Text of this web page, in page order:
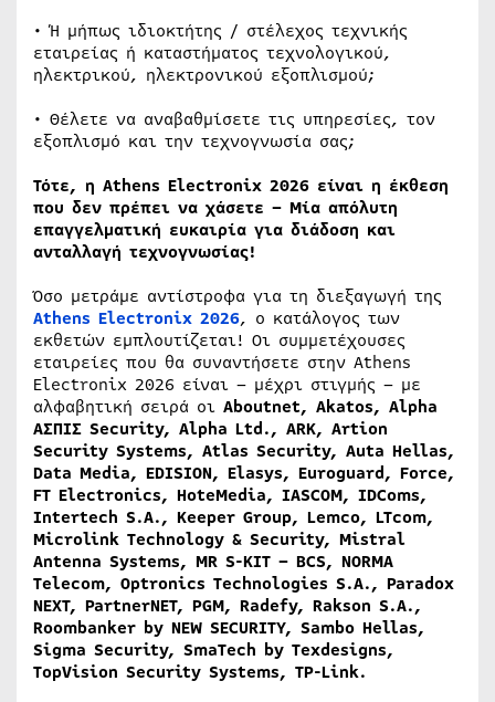
• Ή μήπως ιδιοκτήτης / στέλεχος τεχνικής
εταιρείας ή καταστήματος τεχνολογικού,
ηλεκτρικού, ηλεκτρονικού εξοπλισμού;
• Θέλετε να αναβαθμίσετε τις υπηρεσίες, τον
εξοπλισμό και την τεχνογνωσία σας;
Τότε, η Athens Electronix 2026 είναι η έκθεση
που δεν πρέπει να χάσετε – Μία απόλυτη
επαγγελματική ευκαιρία για διάδοση και
ανταλλαγή τεχνογνωσίας!
Όσο μετράμε αντίστροφα για τη διεξαγωγή της
Athens Electronix 2026, ο κατάλογος των
εκθετών εμπλουτίζεται! Οι συμμετέχουσες
εταιρείες που θα συναντήσετε στην Athens
Electronix 2026 είναι – μέχρι στιγμής – με
αλφαβητική σειρά οι Aboutnet, Akatos, Alpha
ΑΣΠΙΣ Security, Alpha Ltd., ARK, Artion
Security Systems, Atlas Security, Auta Hellas,
Data Media, EDISION, Elasys, Euroguard, Force,
FT Electronics, HoteMedia, IASCOM, IDComs,
Intertech S.A., Keeper Group, Lemco, LTcom,
Microlink Technology & Security, Mistral
Antenna Systems, MR S-KIT – BCS, NORMA
Telecom, Optronics Technologies S.A., Paradox
NEXT, PartnerNET, PGM, Radefy, Rakson S.A.,
Roombanker by NEW SECURITY, Sambo Hellas,
Sigma Security, SmaTech by Texdesigns,
TopVision Security Systems, TP-Link.